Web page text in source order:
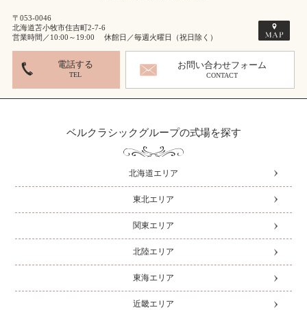
〒053-0046
北海道苫小牧市住吉町2-7-6
営業時間／10:00～19:00 休館日／毎週火曜日（祝日除く）
電話する
TEL
お問い合わせフォーム
CONTACT
ベルクラシックグループの式場を探す
北海道エリア
東北エリア
関東エリア
北陸エリア
東海エリア
近畿エリア